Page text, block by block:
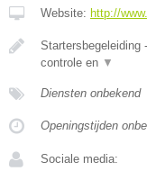
Website: http://
Startersbegeleiding
controle en ▼
Diensten onbekend
Openingstijden
Sociale media: